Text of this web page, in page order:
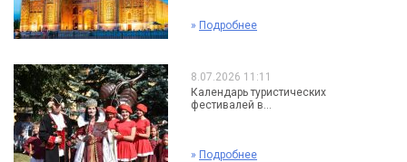
» Подробнее
8.07.2026 11:11
Календарь туристических
фестивалей в...
» Подробнее